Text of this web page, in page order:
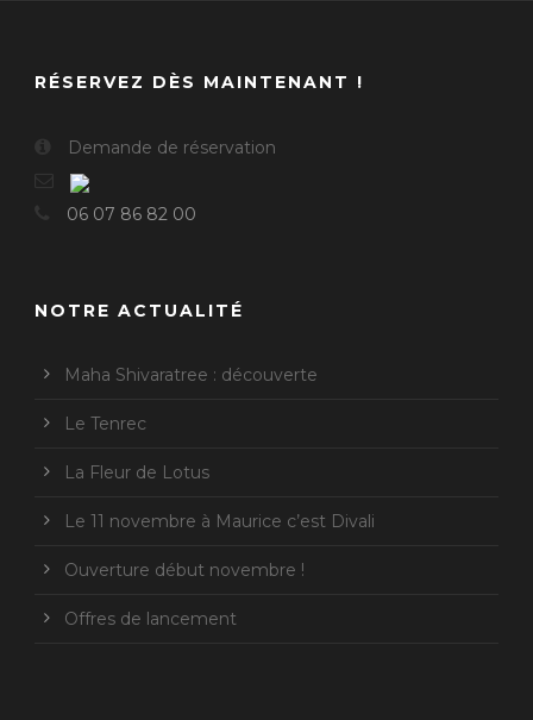
RÉSERVEZ DÈS MAINTENANT !
Demande de réservation
06 07 86 82 00
NOTRE ACTUALITÉ
Maha Shivaratree : découverte
Le Tenrec
La Fleur de Lotus
Le 11 novembre à Maurice c’est Divali
Ouverture début novembre !
Offres de lancement